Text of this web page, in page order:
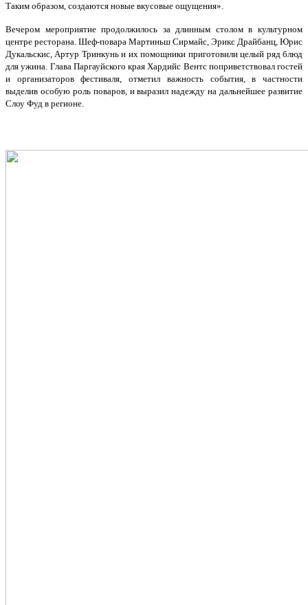
Таким образом, создаются новые вкусовые ощущения».
Вечером мероприятие продолжилось за длинным столом в культурном
центре ресторана. Шеф-повара Мартиньш Сирмайс, Эрикс Драйбанц, Юрис
Дукальскис, Артур Тринкунь и их помощники приготовили целый ряд блюд
для ужина. Глава Паргауйского края Хардийс Вентс поприветствовал гостей
и организаторов фестиваля, отметил важность события, в частности
выделив особую роль поваров, и выразил надежду на дальнейшее развитие
Слоу Фуд в регионе.